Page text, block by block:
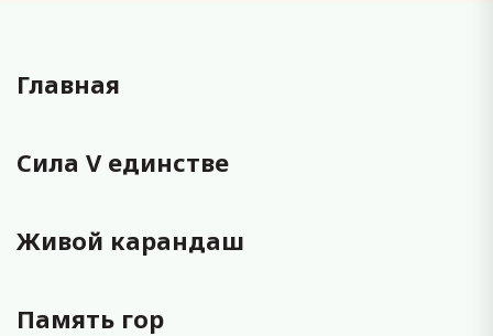
Главная
Сила V единстве
Живой карандаш
Память гор